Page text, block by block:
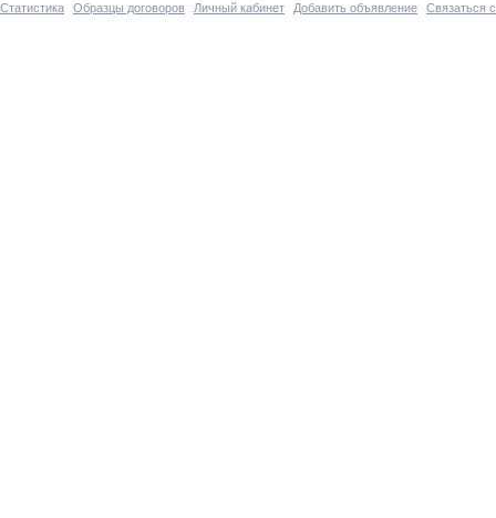
Статистика
Образцы договоров Личный кабинет Добавить объявление Связаться